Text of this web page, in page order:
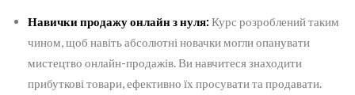
Навички продажу онлайн з нуля: Курс розроблений таким
чином, щоб навіть абсолютні новачки могли опанувати
мистецтво онлайн-продажів. Ви навчитеся знаходити
прибуткові товари, ефективно їх просувати та продавати.